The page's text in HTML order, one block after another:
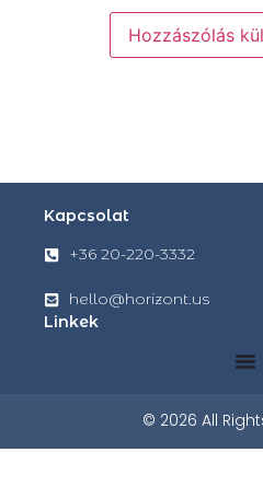
Kapcsolat
+36 20-220-3332
hello@horizont.us
Linkek
© 2026 All